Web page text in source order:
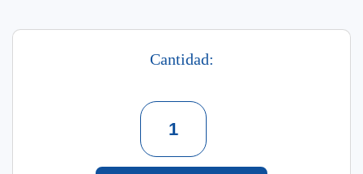
Cantidad:
Crema
Con
Factor